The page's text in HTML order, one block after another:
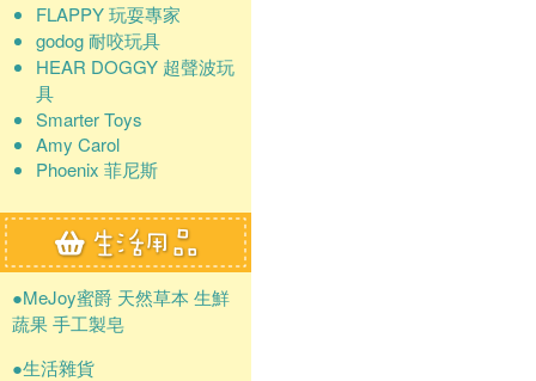
FLAPPY 玩耍專家
godog 耐咬玩具
HEAR DOGGY 超聲波玩
具
Smarter Toys
Amy Carol
Phoenix 菲尼斯
●MeJoy蜜爵 天然草本 生鮮
蔬果 手工製皂
●生活雜貨